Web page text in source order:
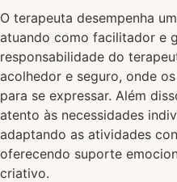
O terapeuta desempenha
atuando como facilitador e
responsabilidade do
acolhedor e seguro, onde
para se expressar. Além
atento às necessidades
adaptando as atividades
oferecendo suporte
criativo.